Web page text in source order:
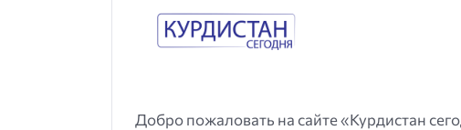
Добро пожаловать на сайте «Курдистан